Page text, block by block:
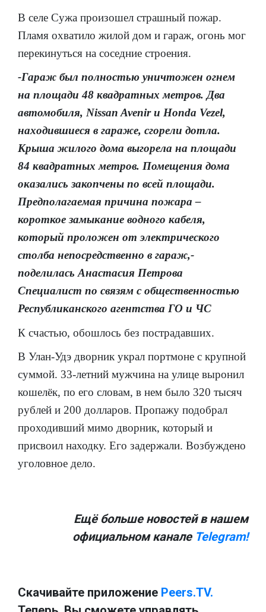
В селе Сужа произошел страшный пожар.
Пламя охватило жилой дом и гараж, огонь мог
перекинуться на соседние строения.
-Гараж был полностью уничтожен огнем
на площади 48 квадратных метров. Два
автомобиля, Nissan Avenir и Honda Vezel,
находившиеся в гараже, сгорели дотла.
Крыша жилого дома выгорела на площади
84 квадратных метров. Помещения дома
оказались закопчены по всей площади.
Предполагаемая причина пожара –
короткое замыкание водного кабеля,
который проложен от электрического
столба непосредственно в гараж,-
поделилась Анастасия Петрова
Специалист по связям с общественностью
Республиканского агентства ГО и ЧС
К счастью, обошлось без пострадавших.
В Улан-Удэ дворник украл портмоне с крупной
суммой. 33-летний мужчина на улице выронил
кошелёк, по его словам, в нем было 320 тысяч
рублей и 200 долларов. Пропажу подобрал
проходивший мимо дворник, который и
присвоил находку. Его задержали. Возбуждено
уголовное дело.
Ещё больше новостей в нашем
официальном канале Telegram!
Скачивайте приложение Peers.TV.